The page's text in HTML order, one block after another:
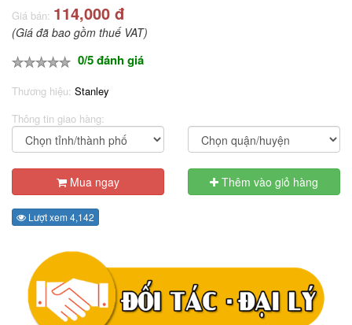
Giá bán: 114,000 đ
(Giá đã bao gồm thuế VAT)
0/5 đánh giá
Thương hiệu: Stanley
Thông tin giao hàng:
Mua ngay Thêm vào giỏ hàng
Lượt xem 4,142